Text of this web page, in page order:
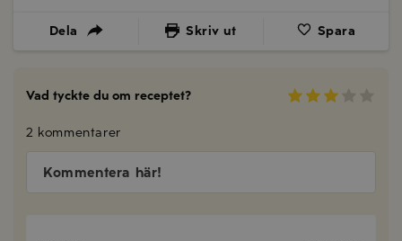
Dela Skriv ut Spara
Vad tyckte du om receptet?
2 kommentarer
Kommentera här!